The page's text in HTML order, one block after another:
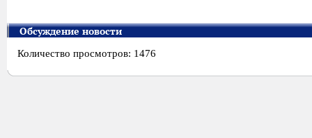
Обсуждение новости
Количество просмотров: 1476